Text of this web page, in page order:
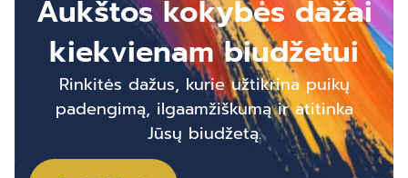
Aukštos kokybės dažai
kiekvienam biudžetui
Rinkitės dažus, kurie užtikrina puikų
padengimą, ilgaamžiškumą ir atitinka
Jūsų biudžetą.